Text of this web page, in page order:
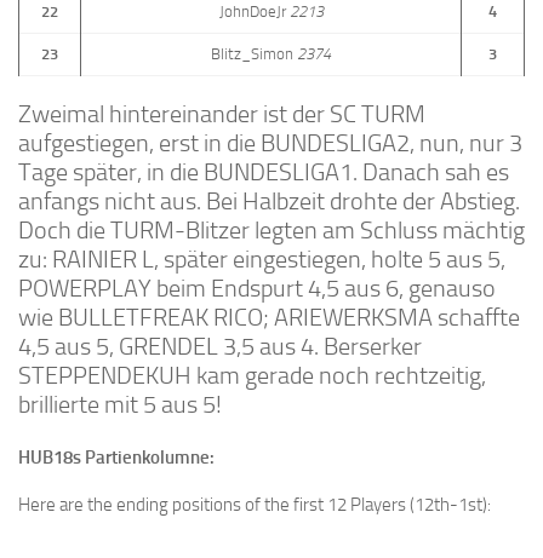
22 JohnDoeJr2213 4
23 Blitz_Simon 2374 3
Zweimal hintereinander ist der SC TURM
aufgestiegen, erst in die BUNDESLIGA2, nun, nur 3
Tage später, in die BUNDESLIGA1. Danach sah es
anfangs nicht aus. Bei Halbzeit drohte der Abstieg.
Doch die TURM-Blitzer legten am Schluss mächtig
zu: RAINIER L, später eingestiegen, holte 5 aus 5,
POWERPLAY beim Endspurt 4,5 aus 6, genauso
wie BULLETFREAK RICO; ARIEWERKSMA schaffte
4,5 aus 5, GRENDEL 3,5 aus 4. Berserker
STEPPENDEKUH kam gerade noch rechtzeitig,
brillierte mit 5 aus 5!
HUB18s Partienkolumne:
Here are the ending positions of the first 12 Players (12th-1st):